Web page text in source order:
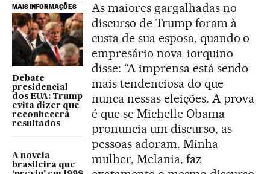
MAIS INFORMAÇÕES
Debate
presidencial
dos EUA: Trump
evita dizer que
reconhecerá
resultados
A novela
brasileira que
As maiores gargalhadas no
discurso de Trump foram à
custa de sua esposa, quando o
empresário nova-iorquino
disse: “A imprensa está sendo
mais tendenciosa do que
nunca nessas eleições. A prova
é que se Michelle Obama
pronuncia um discurso, as
pessoas adoram. Minha
mulher, Melania, faz